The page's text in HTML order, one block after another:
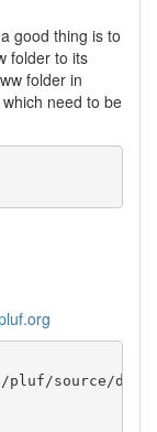
good thing is to
folder to its
folder in
need to be
source/